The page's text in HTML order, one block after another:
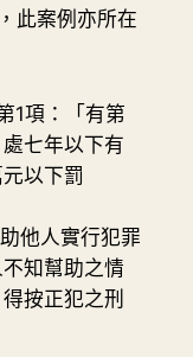
此案例亦所在
1項：「有第
七年以下有
以下罰
他人實行犯罪
知幫助之情
按正犯之刑